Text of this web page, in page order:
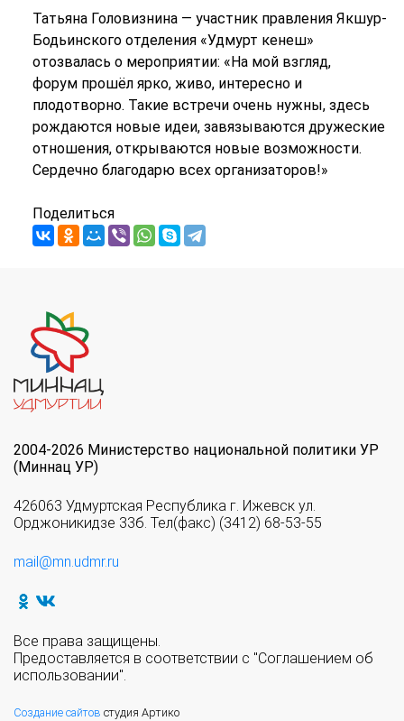
Татьяна Головизнина — участник правления Якшур-
Бодьинского отделения «Удмурт кенеш»
отозвалась о мероприятии: «На мой взгляд,
форум прошёл ярко, живо, интересно и
плодотворно. Такие встречи очень нужны, здесь
рождаются новые идеи, завязываются дружеские
отношения, открываются новые возможности.
Сердечно благодарю всех организаторов!»
Поделиться
2004-2026 Министерство национальной политики УР
(Миннац УР)
426063 Удмуртская Республика г. Ижевск ул.
Орджоникидзе 33б. Тел(факс) (3412) 68-53-55
mail@mn.udmr.ru
Все права защищены.
Предоставляется в соответствии с "Соглашением об
использовании".
Создание сайтов студия Артико